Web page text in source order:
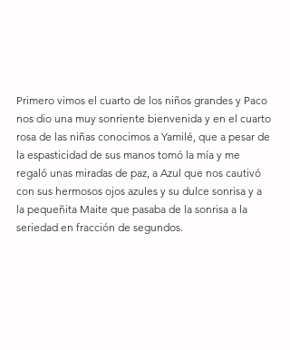
Primero vimos el cuarto de los niños grandes y Paco
nos dio una muy sonriente bienvenida y en el cuarto
rosa de las niñas conocimos a Yamilé, que a pesar de
la espasticidad de sus manos tomó la mía y me
regaló unas miradas de paz, a Azul que nos cautivó
con sus hermosos ojos azules y su dulce sonrisa y a
la pequeñita Maite que pasaba de la sonrisa a la
seriedad en fracción de segundos.